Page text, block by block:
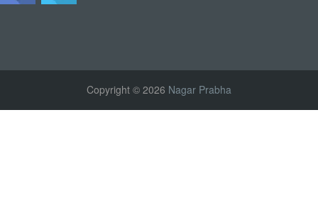
Copyright © 2026 Nagar Prabha